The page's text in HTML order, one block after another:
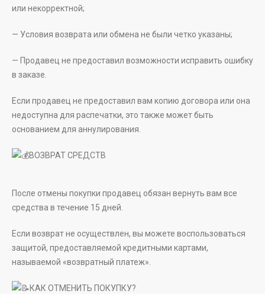
или некорректной;
— Условия возврата или обмена не были четко указаны;
— Продавец не предоставил возможности исправить ошибку
в заказе.
Если продавец не предоставил вам копию договора или она
недоступна для распечатки, это также может быть
основанием для аннулирования.
ВОЗВРАТ СРЕДСТВ
После отмены покупки продавец обязан вернуть вам все
средства в течение 15 дней.
Если возврат не осуществлен, вы можете воспользоваться
защитой, предоставляемой кредитными картами,
называемой «возвратный платеж».
КАК ОТМЕНИТЬ ПОКУПКУ?